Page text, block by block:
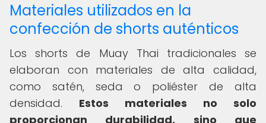
Materiales utilizados en la
confección de shorts auténticos
Los shorts de Muay Thai tradicionales se
elaboran con materiales de alta calidad,
como satén, seda o poliéster de alta
densidad. Estos materiales no solo
proporcionan durabilidad, sino que